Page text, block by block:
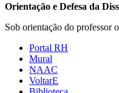
Orientação e Defesa da
Sob orientação do professor
Portal RH
Mural
NAAC
VoltarE